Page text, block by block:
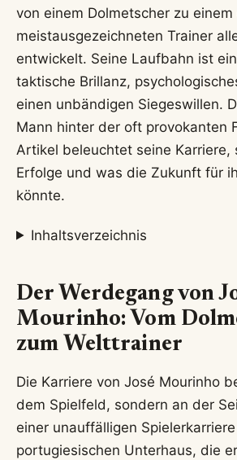
von einem Dolmetscher zu einem
meistausgezeichneten Trainer
entwickelt. Seine Laufbahn ist
taktische Brillanz,
einen unbändigen Siegeswillen.
Mann hinter der oft provokanten
Artikel beleuchtet seine Karriere,
Erfolge und was die Zukunft für
könnte.
Inhaltsverzeichnis
Der Werdegang von
Mourinho: Vom
zum Welttrainer
Die Karriere von José Mourinho
dem Spielfeld, sondern an der
einer unauffälligen
portugiesischen Unterhaus, die